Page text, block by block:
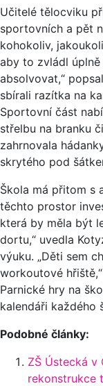
Učitelé tělocviku
sportovních a pět
kohokoliv,
aby to zvládl
absolvovat,“
sbírali razítka na
Sportovní část
střelbu na branku
zahrnovala
skrytého pod
Škola má přitom s
těchto prostor
která by měla být
dortu,“ uvedla
výuku. „Děti sem
workoutové
Parnické hry na
kalendáři každého
Podobné články:
ZŠ Ústecká v
rekonstrukce